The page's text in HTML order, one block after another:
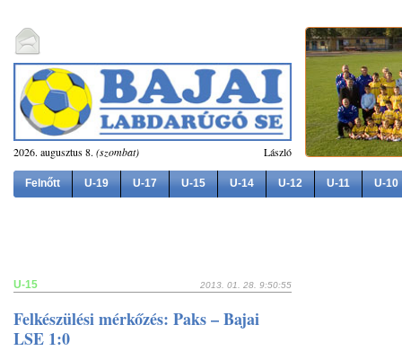
2026. augusztus 8. (szombat) László
Felnőtt U-19 U-17 U-15 U-14 U-12 U-11 U-10
U-15 2013. 01. 28. 9:50:55
Felkészülési mérkőzés: Paks – Bajai
LSE 1:0